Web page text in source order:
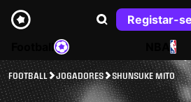
Registar-se
NBA
FOOTBALL JOGADORES SHUNSUKE MITO